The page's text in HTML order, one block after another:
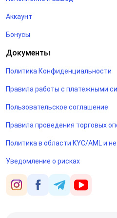
Аккаунт
Бонусы
Документы
Политика Конфиденциальности
Правила работы с платежными
Пользовательское соглашение
Правила проведения торговых
Политика в области KYC/AML и
Уведомление о рисках